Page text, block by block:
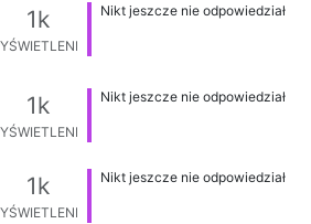
1k Nikt jeszcze nie odpowiedział
1k Nikt jeszcze nie odpowiedział
1k Nikt jeszcze nie odpowiedział